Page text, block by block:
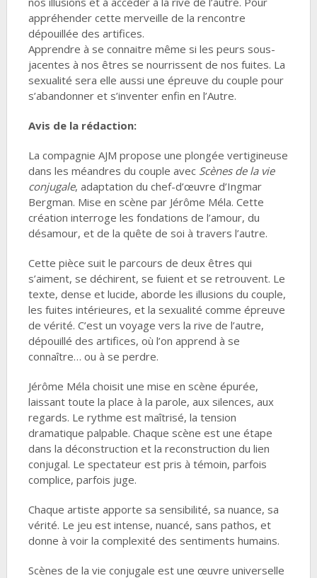
appréhender cette merveille de la rencontre
dépouillée des artifices.
Apprendre à se connaitre même si les peurs sous-
jacentes à nos êtres se nourrissent de nos fuites. La
sexualité sera elle aussi une épreuve du couple pour
s’abandonner et s’inventer enfin en l’Autre.
Avis de la rédaction:
La compagnie AJM propose une plongée vertigineuse
dans les méandres du couple avec Scènes de la vie
conjugale, adaptation du chef-d’œuvre d’Ingmar
Bergman. Mise en scène par Jérôme Méla. Cette
création interroge les fondations de l’amour, du
désamour, et de la quête de soi à travers l’autre.
Cette pièce suit le parcours de deux êtres qui
s’aiment, se déchirent, se fuient et se retrouvent. Le
texte, dense et lucide, aborde les illusions du couple,
les fuites intérieures, et la sexualité comme épreuve
de vérité. C’est un voyage vers la rive de l’autre,
dépouillé des artifices, où l’on apprend à se
connaître… ou à se perdre.
Jérôme Méla choisit une mise en scène épurée,
laissant toute la place à la parole, aux silences, aux
regards. Le rythme est maîtrisé, la tension
dramatique palpable. Chaque scène est une étape
dans la déconstruction et la reconstruction du lien
conjugal. Le spectateur est pris à témoin, parfois
complice, parfois juge.
Chaque artiste apporte sa sensibilité, sa nuance, sa
vérité. Le jeu est intense, nuancé, sans pathos, et
donne à voir la complexité des sentiments humains.
Scènes de la vie conjugale est une œuvre universelle